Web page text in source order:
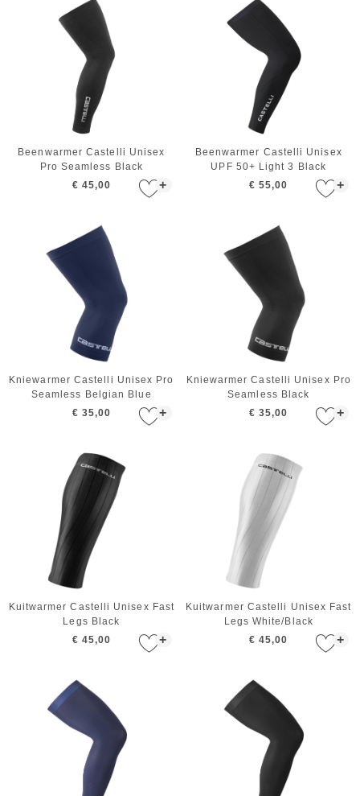
+
Beenwarmer Castelli Unisex
Pro Seamless Black
€ 45,00
+
Beenwarmer Castelli Unisex
UPF 50+ Light 3 Black
€ 55,00
+
Kniewarmer Castelli Unisex Pro
Seamless Belgian Blue
€ 35,00
+
Kniewarmer Castelli Unisex Pro
Seamless Black
€ 35,00
+
Kuitwarmer Castelli Unisex Fast
Legs Black
€ 45,00
+
Kuitwarmer Castelli Unisex Fast
Legs White/Black
€ 45,00